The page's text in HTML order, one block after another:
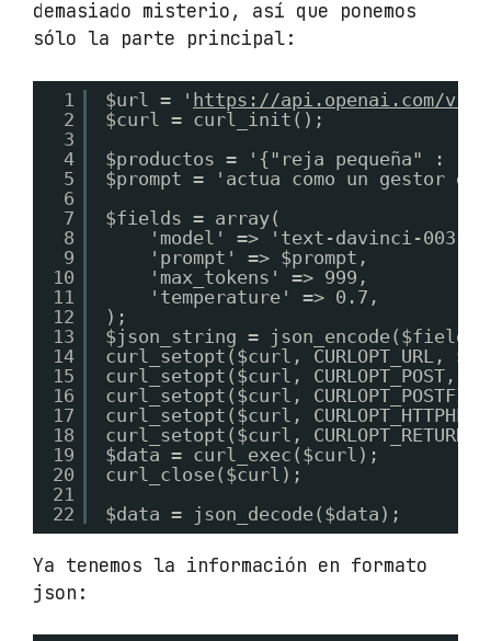
demasiado misterio, así que ponemos
sólo la parte principal:
1
2
3
4
5
6
7
8
9
10
11
12
13
14
15
16
17
18
19
20
21
22
$url = ' https://api.openai.com/v1/
$curl = curl_init();
$productos = '{"reja pequeña" :
$prompt = 'actua como un
$fields = array(
'model' => 'text-davinci-003',
'prompt' => $prompt,
'max_tokens' => 999,
'temperature' => 0.7,
);
$json_string =
curl_setopt($curl, CURLOPT_URL,
curl_setopt($curl, CURLOPT_POST,
curl_setopt($curl,
curl_setopt($curl,
curl_setopt($curl,
$data = curl_exec($curl);
curl_close($curl);
$data = json_decode($data);
Ya tenemos la información en formato
json: